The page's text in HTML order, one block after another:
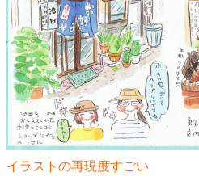
イラストの再現度すごい